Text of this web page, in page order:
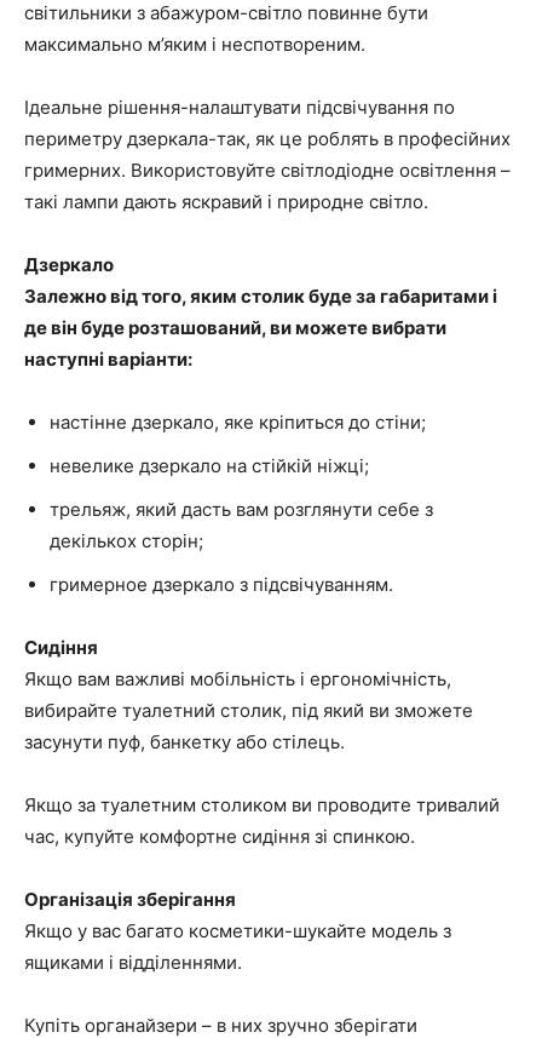
світильники з абажуром-світло повинне бути
максимально м’яким і неспотвореним.
Ідеальне рішення-налаштувати підсвічування по
периметру дзеркала-так, як це роблять в професійних
гримерних. Використовуйте світлодіодне освітлення –
такі лампи дають яскравий і природне світло.
Дзеркало
Залежно від того, яким столик буде за габаритами і
де він буде розташований, ви можете вибрати
наступні варіанти:
настінне дзеркало, яке кріпиться до стіни;
невелике дзеркало на стійкій ніжці;
трельяж, який дасть вам розглянути себе з
декількох сторін;
гримерное дзеркало з підсвічуванням.
Сидіння
Якщо вам важливі мобільність і ергономічність,
вибирайте туалетний столик, під який ви зможете
засунути пуф, банкетку або стілець.
Якщо за туалетним столиком ви проводите тривалий
час, купуйте комфортне сидіння зі спинкою.
Організація зберігання
Якщо у вас багато косметики-шукайте модель з
ящиками і відділеннями.
Купіть органайзери – в них зручно зберігати